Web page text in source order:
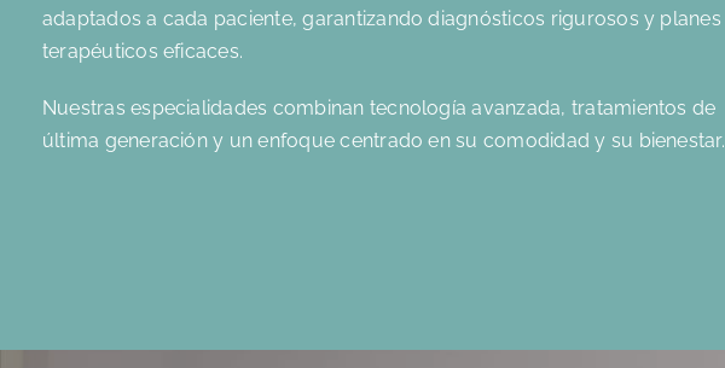
adaptados a cada paciente, garantizando diagnósticos rigurosos y planes
terapéuticos eficaces.
Nuestras especialidades combinan tecnología avanzada, tratamientos de
última generación y un enfoque centrado en su comodidad y su bienestar.